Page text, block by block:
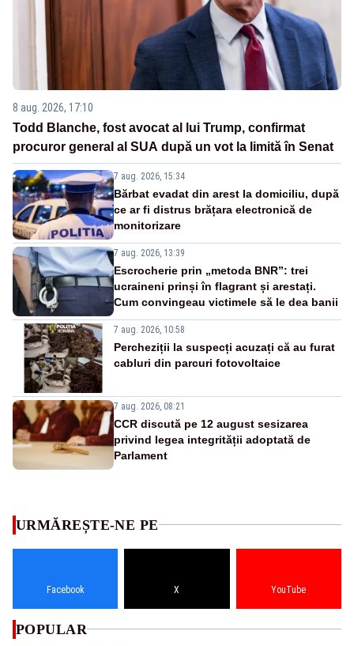
8 aug. 2026, 17:10
Todd Blanche, fost avocat al lui Trump, confirmat
procuror general al SUA după un vot la limită în Senat
7 aug. 2026, 15:34
Bărbat evadat din arest la domiciliu, după
ce ar fi distrus brățara electronică de
monitorizare
7 aug. 2026, 13:39
Escrocherie prin „metoda BNR”: trei
ucraineni prinși în flagrant și arestați.
Cum convingeau victimele să le dea banii
7 aug. 2026, 10:58
Percheziții la suspecți acuzați că au furat
cabluri din parcuri fotovoltaice
7 aug. 2026, 08:21
CCR discută pe 12 august sesizarea
privind legea integrității adoptată de
Parlament
URMĂREȘTE-NE PE
Facebook X YouTube
POPULAR